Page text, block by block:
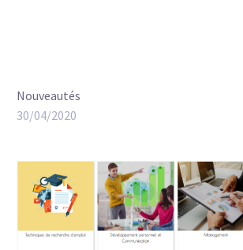
Nouveautés
30/04/2020